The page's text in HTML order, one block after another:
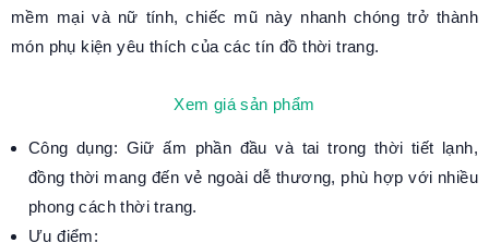
mềm mại và nữ tính, chiếc mũ này nhanh chóng trở thành
món phụ kiện yêu thích của các tín đồ thời trang.
Xem giá sản phẩm
Công dụng: Giữ ấm phần đầu và tai trong thời tiết lạnh,
đồng thời mang đến vẻ ngoài dễ thương, phù hợp với nhiều
phong cách thời trang.
Ưu điểm: